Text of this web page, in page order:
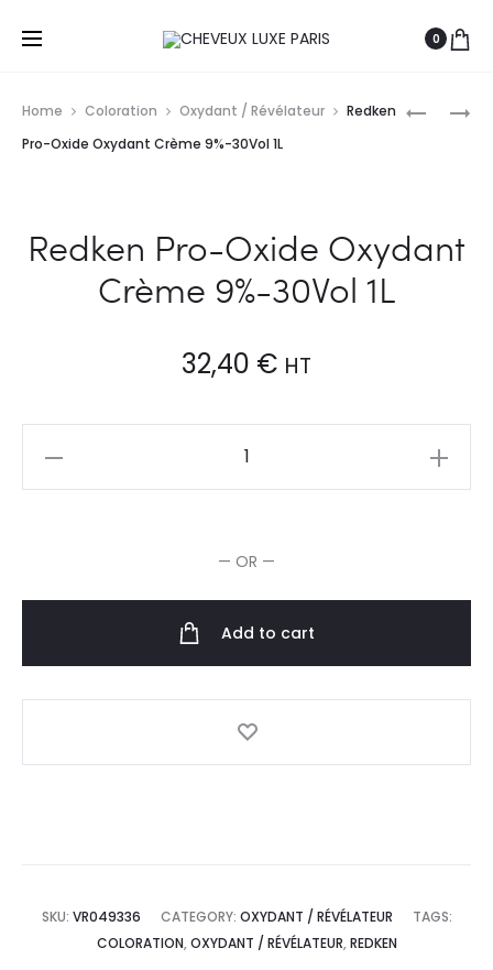
0
PREMIUM
VOL
Home Coloration Oxydant / Révélateur
Redken
Pro-Oxide Oxydant Crème 9%-30Vol 1L
Redken Pro-Oxide Oxydant
Crème 9%-30Vol 1L
32,40 € HT
9%-30Vol
quantity
— OR —
Add to cart
SKU: VR049336 CATEGORY: OXYDANT / RÉVÉLATEUR
TAGS:
COLORATION, OXYDANT / RÉVÉLATEUR, REDKEN